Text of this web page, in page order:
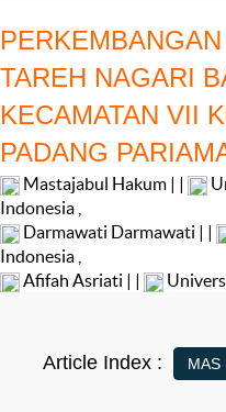
TAREH NAGARI
KECAMATAN VII
PADANG
Mastajabul Hakum | |
Indonesia
Darmawati Darmawati | |
Indonesia
Afifah Asriati | |
Article Index :